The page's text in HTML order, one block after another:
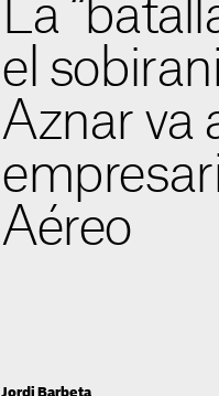
La
el
Aznar va
Aéreo
Jordi Barbeta